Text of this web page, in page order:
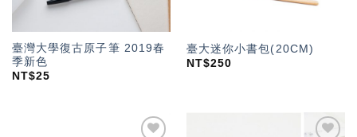
臺灣大學復古原子筆 2019春
季新色
NT$25
臺大迷你小書包(20CM)
NT$250